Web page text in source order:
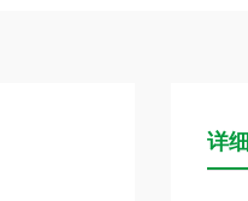
详